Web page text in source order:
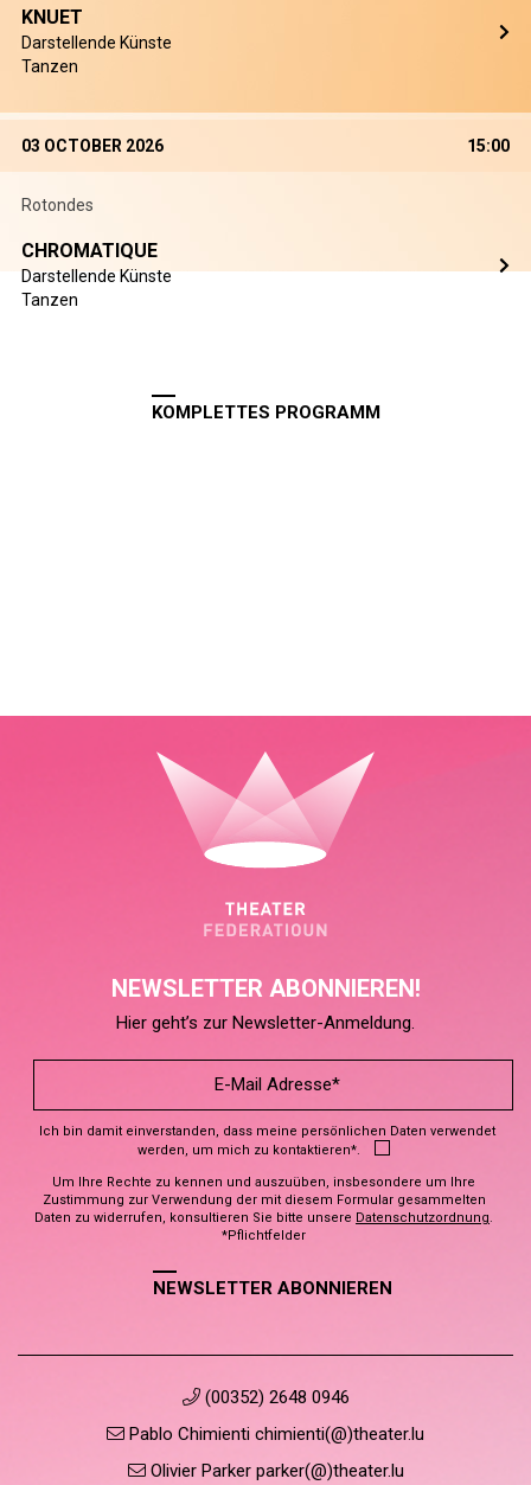
KNUET
Darstellende Künste
Tanzen
03 OCTOBER 2026 15:00
Rotondes
CHROMATIQUE
Darstellende Künste
Tanzen
KOMPLETTES PROGRAMM
NEWSLETTER ABONNIEREN!
Hier geht’s zur Newsletter-Anmeldung.
Ich bin damit einverstanden, dass meine persönlichen Daten verwendet
werden, um mich zu kontaktieren*.
Um Ihre Rechte zu kennen und auszuüben, insbesondere um Ihre
Zustimmung zur Verwendung der mit diesem Formular gesammelten
Daten zu widerrufen, konsultieren Sie bitte unsere Datenschutzordnung.
*Pflichtfelder
NEWSLETTER ABONNIEREN
(00352) 2648 0946
Pablo Chimienti chimienti(@)theater.lu
Olivier Parker parker(@)theater.lu